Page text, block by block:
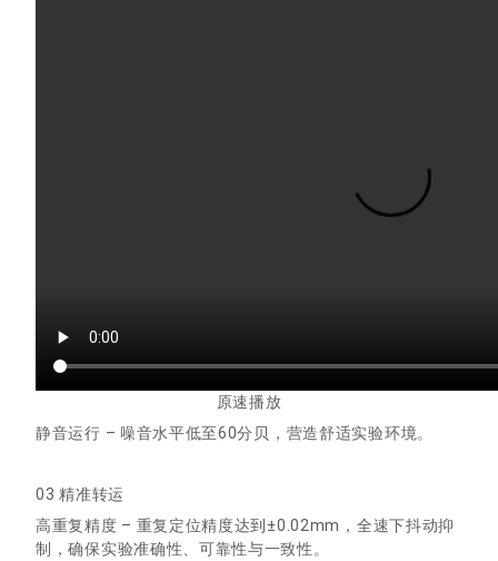
原速播放
静音运行 – 噪音水平低至60分贝，营造舒适实验环境。
03 精准转运
高重复精度 – 重复定位精度达到±0.02mm，全速下抖动抑
制，确保实验准确性、可靠性与一致性。